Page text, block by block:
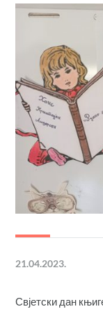
21.04.2023.
Свјетски дан